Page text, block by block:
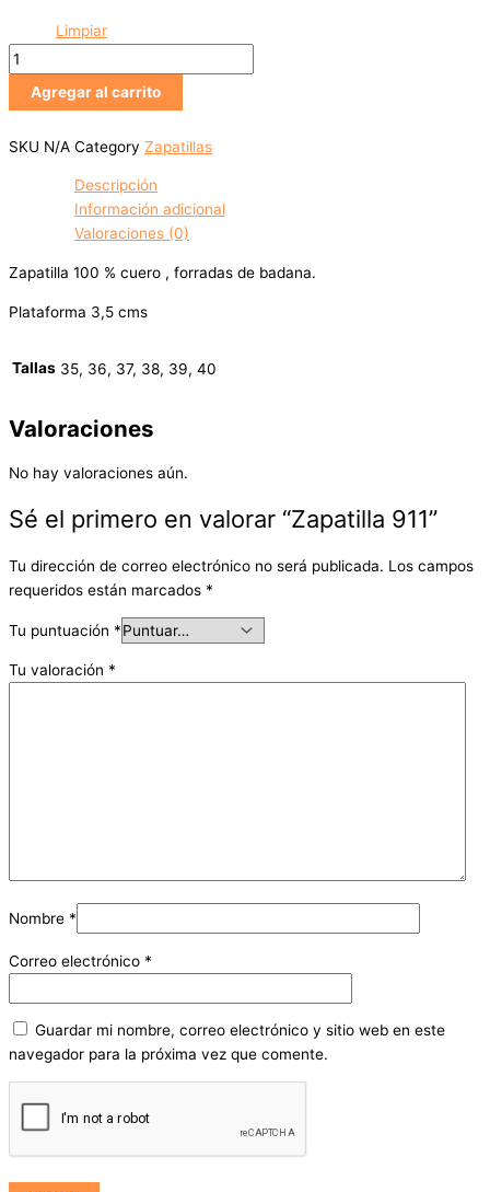
Limpiar
Agregar al carrito
SKU N/A Category Zapatillas
Descripción
Información adicional
Valoraciones (0)
Zapatilla 100 % cuero , forradas de badana.
Plataforma 3,5 cms
Tallas 35, 36, 37, 38, 39, 40
Valoraciones
No hay valoraciones aún.
Sé el primero en valorar “Zapatilla 911”
Tu dirección de correo electrónico no será publicada. Los campos
requeridos están marcados *
Tu puntuación *
Tu valoración *
Nombre *
Correo electrónico *
Guardar mi nombre, correo electrónico y sitio web en este
navegador para la próxima vez que comente.